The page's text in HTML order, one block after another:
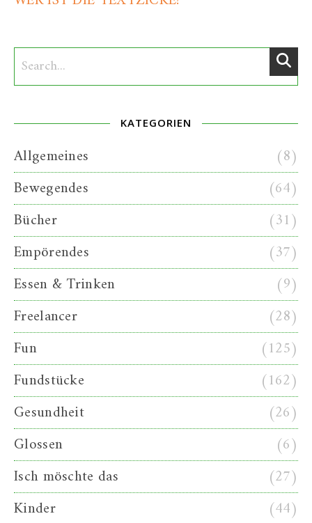
KATEGORIEN
Allgemeines
(8)
Bewegendes
(64)
Bücher
(31)
Empörendes
(37)
Essen & Trinken
(9)
Freelancer
(28)
Fun
(125)
Fundstücke
(162)
Gesundheit
(26)
Glossen
(6)
Isch möschte das
(27)
Kinder
(44)